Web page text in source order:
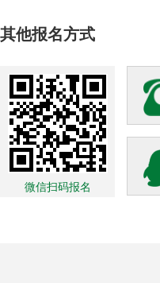
其他报名方式
微信扫码报名